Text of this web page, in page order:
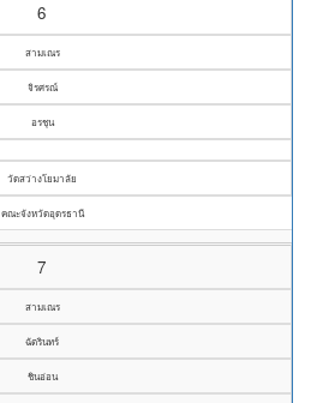
6
สามเณร
จิรศรณ์
อรชุน
วัดสว่างโยมาลัย
คณะจังหวัดอุดรธานี
7
สามเณร
ฉัตรินทร์
ชินอ่อน